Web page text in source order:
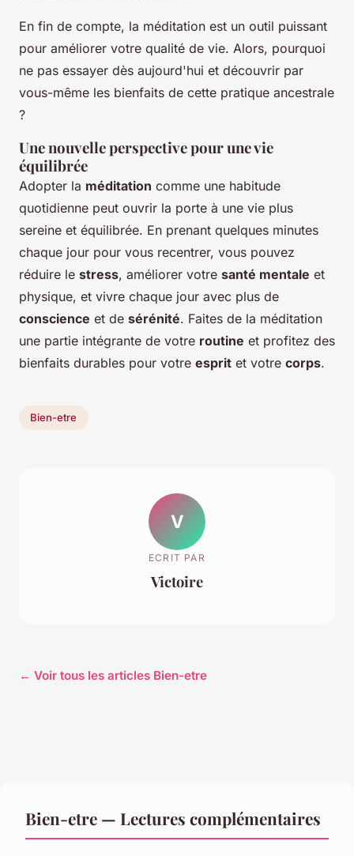
En fin de compte, la méditation est un outil puissant
pour améliorer votre qualité de vie. Alors, pourquoi
ne pas essayer dès aujourd'hui et découvrir par
vous-même les bienfaits de cette pratique ancestrale
?
Une nouvelle perspective pour une vie
équilibrée
Adopter la méditation comme une habitude
quotidienne peut ouvrir la porte à une vie plus
sereine et équilibrée. En prenant quelques minutes
chaque jour pour vous recentrer, vous pouvez
réduire le stress, améliorer votre santé mentale et
physique, et vivre chaque jour avec plus de
conscience et de sérénité. Faites de la méditation
une partie intégrante de votre routine et profitez des
bienfaits durables pour votre esprit et votre corps.
Bien-etre
V
ECRIT PAR
Victoire
← Voir tous les articles Bien-etre
Bien-etre — Lectures complémentaires